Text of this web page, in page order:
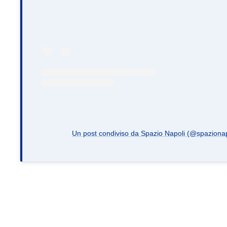
Un post condiviso da Spazio Napoli